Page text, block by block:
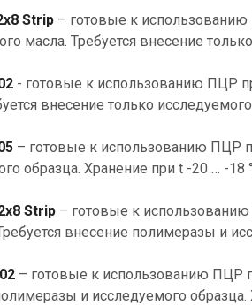
Strip – готовые к
масла. Требуется внесение
- готовые к использованию ПЦР
внесение только
– готовые к использованию ПЦР
образца. Хранение при t -20 … -18
Strip – готовые к
внесение полимеразы и
– готовые к использованию ПЦР
и исследуемого образца.